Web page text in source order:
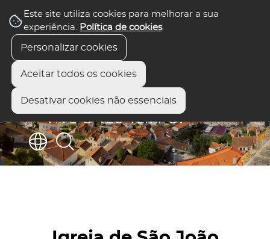
Este site utiliza cookies para melhorar a sua
experiência. Política de cookies.
Personalizar cookies
Aceitar todos os cookies
Desativar cookies não essenciais